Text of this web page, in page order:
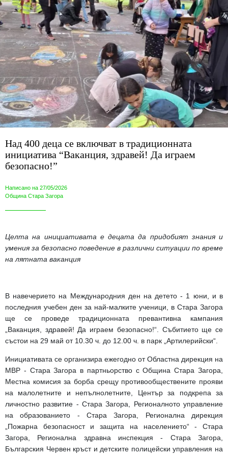
Над 400 деца се включват в традиционната
инициатива “Ваканция, здравей! Да играем
безопасно!”
Написано на 27/05/2026
Община Стара Загора
Целта на инициативата е децата да придобият знания и
умения за безопасно поведение в различни ситуации по време
на лятната ваканция
В навечерието на Международния ден на детето - 1 юни, и в
последния учебен ден за най-малките ученици, в Стара Загора
ще се проведе традиционната превантивна кампания
„Ваканция, здравей! Да играем безопасно!“. Събитието ще се
състои на 29 май от 10.30 ч. до 12.00 ч. в парк „Артилерийски“.
Инициативата се организира ежегодно от Областна дирекция на
МВР - Стара Загора в партньорство с Община Стара Загора,
Местна комисия за борба срещу противообществените прояви
на малолетните и непълнолетните, Център за подкрепа за
личностно развитие - Стара Загора, Регионалното управление
на образованието - Стара Загора, Регионална дирекция
„Пожарна безопасност и защита на населението“- Стара
Загора, Регионална здравна инспекция- Стара Загора,
Българския Червен кръст и детските полицейски управления на